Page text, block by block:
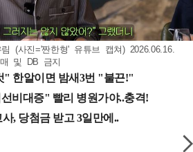
(사진='짠한형' 유튜브 캡쳐) 2026.06.16.
및 DB 금지